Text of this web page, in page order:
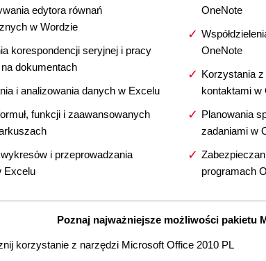
edytora równań
w Wordzie
korespondencji seryjnej i pracy
na dokumentach
i analizowania danych w Excelu
funkcji i zaawansowanych
i przeprowadzania
Excelu
OneNote
OneNote
Korzystania
kontaktami w
Planowania
zadaniami w
programach
Poznaj najważniejsze możliwości pakietu
korzystanie z narzędzi Microsoft Office 2010 PL